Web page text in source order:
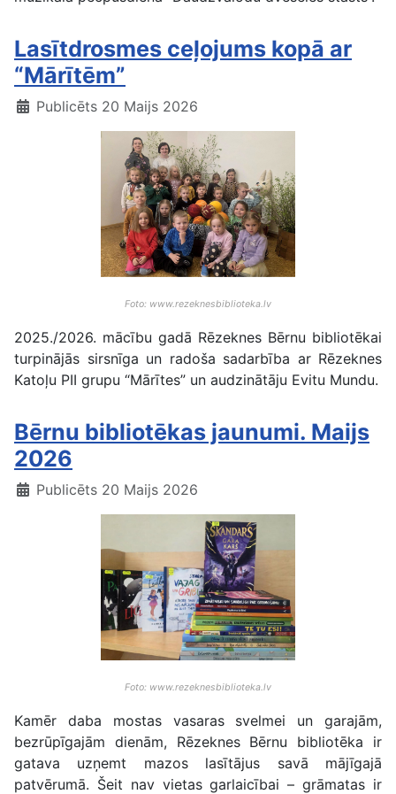
Lasītdrosmes ceļojums kopā ar
“Mārītēm”
Publicēts 20 Maijs 2026
Foto: www.rezeknesbiblioteka.lv
2025./2026. mācību gadā Rēzeknes Bērnu bibliotēkai
turpinājās sirsnīga un radoša sadarbība ar Rēzeknes
Katoļu PII grupu “Mārītes” un audzinātāju Evitu Mundu.
Bērnu bibliotēkas jaunumi. Maijs
2026
Publicēts 20 Maijs 2026
Foto: www.rezeknesbiblioteka.lv
Kamēr daba mostas vasaras svelmei un garajām,
bezrūpīgajām dienām, Rēzeknes Bērnu bibliotēka ir
gatava uzņemt mazos lasītājus savā mājīgajā
patvērumā. Šeit nav vietas garlaicībai – grāmatas ir